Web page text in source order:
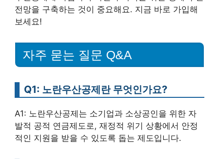
전망을 구축하는 것이 중요해요. 지금 바로 가입해
보세요!
자주 묻는 질문 Q&A
Q1: 노란우산공제란 무엇인가요?
A1: 노란우산공제는 소기업과 소상공인을 위한 자
발적 공적 연금제도로, 재정적 위기 상황에서 안정
적인 지원을 받을 수 있도록 돕는 제도입니다.